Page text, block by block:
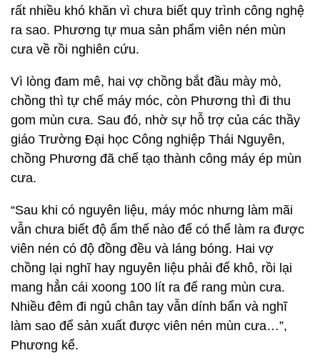
rất nhiều khó khăn vì chưa biết quy trình công nghệ
ra sao. Phương tự mua sản phẩm viên nén mùn
cưa về rồi nghiên cứu.
Vì lòng đam mê, hai vợ chồng bắt đầu mày mò,
chồng thì tự chế máy móc, còn Phương thì đi thu
gom mùn cưa. Sau đó, nhờ sự hỗ trợ của các thầy
giáo Trường Đại học Công nghiệp Thái Nguyên,
chồng Phương đã chế tạo thành công máy ép mùn
cưa.
“Sau khi có nguyên liệu, máy móc nhưng làm mãi
vẫn chưa biết độ ẩm thế nào để có thể làm ra được
viên nén có độ đồng đều và láng bóng. Hai vợ
chồng lại nghĩ hay nguyên liệu phải để khô, rồi lại
mang hẳn cái xoong 100 lít ra để rang mùn cưa.
Nhiều đêm đi ngủ chân tay vẫn dính bẩn và nghĩ
làm sao để sản xuất được viên nén mùn cưa…”,
Phương kể.